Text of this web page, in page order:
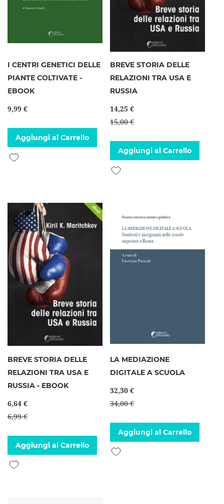
I CENTRI GENETICI DELLE
PIANTE COLTIVATE -
EBOOK
9,99 €
Aggiungi al Carrello
Aggiungi alla lista desideri
BREVE STORIA DELLE
RELAZIONI TRA USA E
RUSSIA
14,25 €
15,00 €
Aggiungi al Carrello
Aggiungi alla lista desideri
BREVE STORIA DELLE
RELAZIONI TRA USA E
RUSSIA - EBOOK
6,64 €
6,99 €
Aggiungi al Carrello
Aggiungi alla lista desideri
LA MEDIAZIONE
DIGITALE A SCUOLA
32,30 €
34,00 €
Aggiungi al Carrello
Aggiungi alla lista desideri